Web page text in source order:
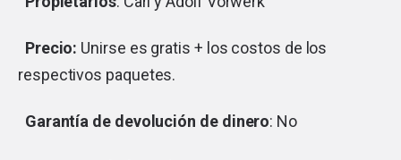
Precio: Unirse es gratis + los costos de los
respectivos paquetes.
Garantía de devolución de dinero: No